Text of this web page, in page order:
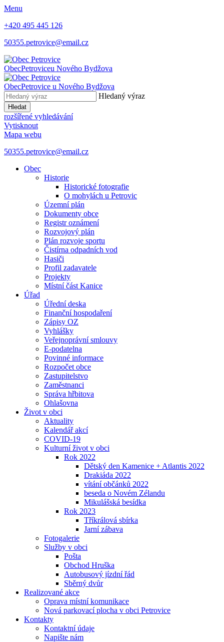
Menu
+420 495 445 126
50355.petrovice@email.cz
ObecPetroviceu Nového Bydžova
ObecPetrovice u Nového Bydžova
Hledaný výraz
Hledat
rozšířené vyhledávání
Vytisknout
Mapa webu
50355.petrovice@email.cz
Obec
Historie
Historické fotografie
O mohylách u Petrovic
Územní plán
Dokumenty obce
Registr oznámení
Rozvojový plán
Plán rozvoje sportu
Čistírna odpadních vod
Hasiči
Profil zadavatele
Projekty
Místní část Kanice
Úřad
Úřední deska
Finanční hospodaření
Zápisy OZ
Vyhlášky
Veřejnoprávní smlouvy
E-podatelna
Povinné informace
Rozpočet obce
Zastupitelstvo
Zaměstnanci
Správa hřbitova
Ohlašovna
Život v obci
Aktuality
Kalendář akcí
COVID-19
Kulturní život v obci
Rok 2022
Dětský den Kamenice + Atlantis 2022
Drakiáda 2022
vítání občánků 2022
beseda o Novém Zélandu
Mikulášská besídka
Rok 2023
Tříkrálová sbírka
Jarní zábava
Fotogalerie
Služby v obci
Pošta
Obchod Hruška
Autobusový jízdní řád
Sběrný dvůr
Realizované akce
Oprava místní komunikace
Nová parkovací plocha v obci Petrovice
Kontakty
Kontaktní údaje
Napište nám